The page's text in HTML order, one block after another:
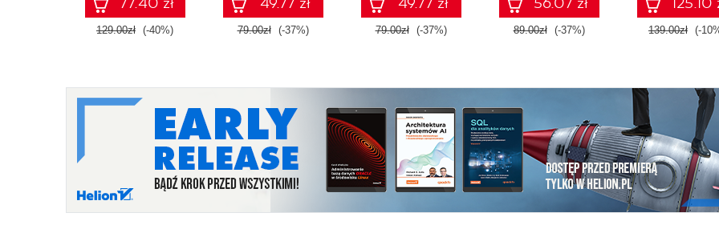
129.00zł (-40%) 79.00zł (-37%) 79.00zł (-37%) 89.00zł (-37%) 139.00zł (-